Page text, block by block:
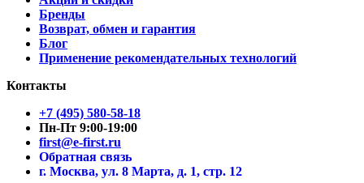
Бренды
Возврат, обмен и гарантия
Блог
Применение рекомендательных технологий
Контакты
+7 (495) 580-58-18
Пн-Пт 9:00-19:00
first@e-first.ru
Обратная связь
г. Москва, ул. 8 Марта, д. 1, стр. 12